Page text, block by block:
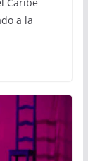
Caribe
a la